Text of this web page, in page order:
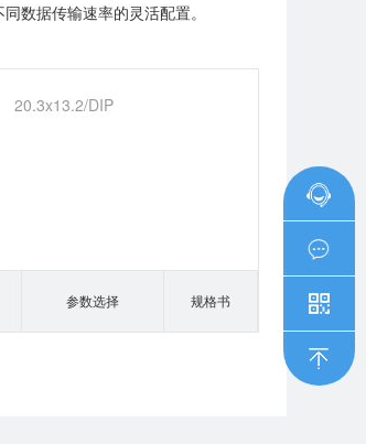
数据传输速率的灵活配置。
20.3x13.2/DIP
参数选择 规格书